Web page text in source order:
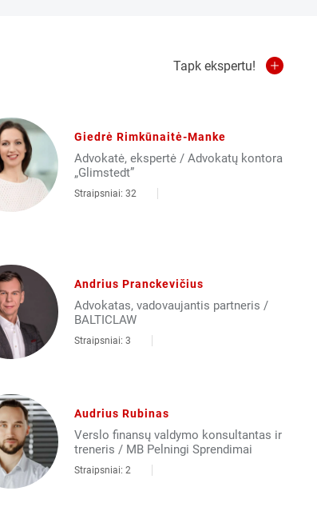
Tapk ekspertu!
Giedrė Rimkūnaitė-Manke
Advokatė, ekspertė / Advokatų kontora
„Glimstedt”
Straipsniai: 32
Andrius Pranckevičius
Advokatas, vadovaujantis partneris /
BALTICLAW
Straipsniai: 3
Audrius Rubinas
Verslo finansų valdymo konsultantas ir
treneris / MB Pelningi Sprendimai
Straipsniai: 2